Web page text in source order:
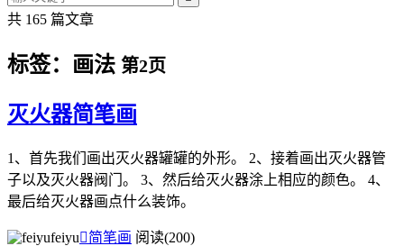
共 165 篇文章
标签：画法 第2页
灭火器简笔画
1、首先我们画出灭火器罐罐的外形。 2、接着画出灭火器管
子以及灭火器阀门。 3、然后给灭火器涂上相应的颜色。 4、
最后给灭火器画点什么装饰。
feiyu简笔画 阅读(200)